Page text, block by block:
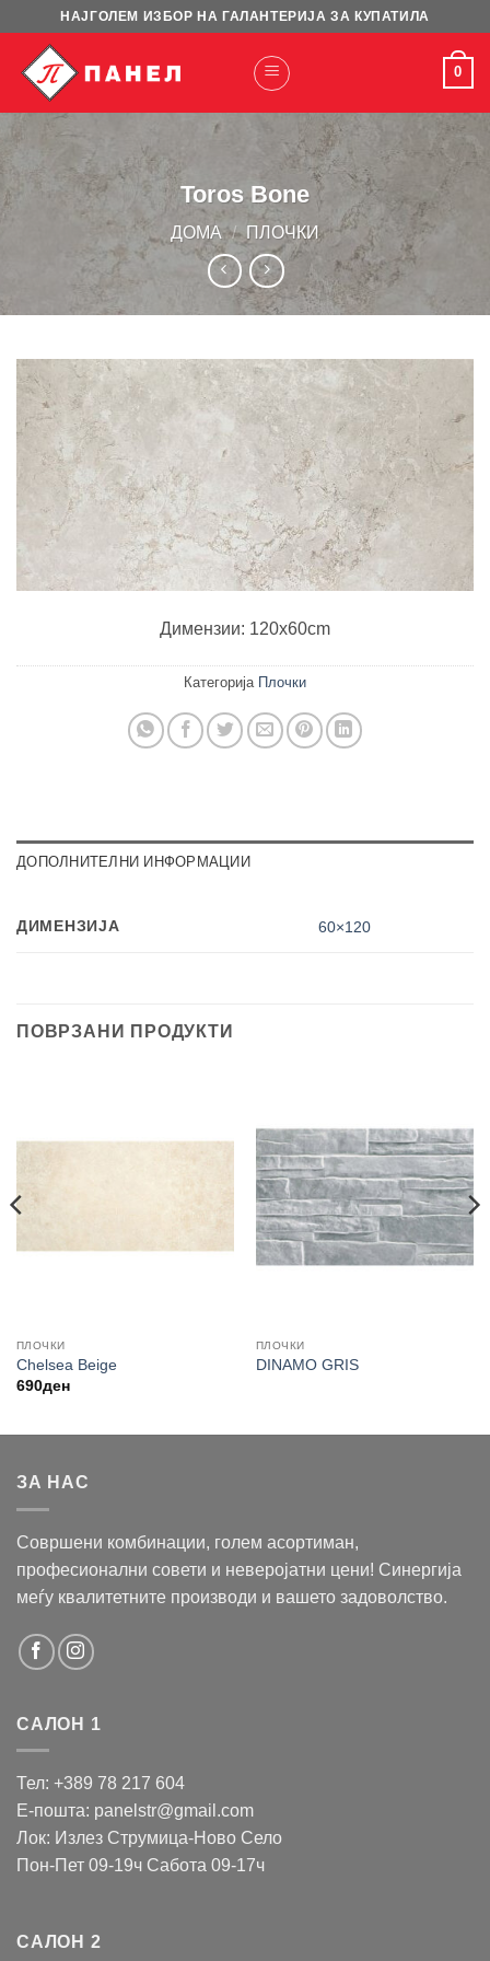
content
НАЈГОЛЕМ ИЗБОР НА ГАЛАНТЕРИЈА ЗА КУПАТИЛА
0
Toros Bone
ДОМА / ПЛОЧКИ
Димензии: 120x60cm
Категорија Плочки
ДОПОЛНИТЕЛНИ ИНФОРМАЦИИ
ДИМЕНЗИЈА 60×120
ПОВРЗАНИ ПРОДУКТИ
ПЛОЧКИ
Chelsea Beige
690ден
ПЛОЧКИ
DINAMO GRIS
ЗА НАС
Совршени комбинации, голем асортиман,
професионални совети и неверојатни цени! Синергија
меѓу квалитетните производи и вашето задоволство.
САЛОН 1
Тел: +389 78 217 604
Е-пошта: panelstr@gmail.com
Лок: Излез Струмица-Ново Село
Пон-Пет 09-19ч Сабота 09-17ч
САЛОН 2